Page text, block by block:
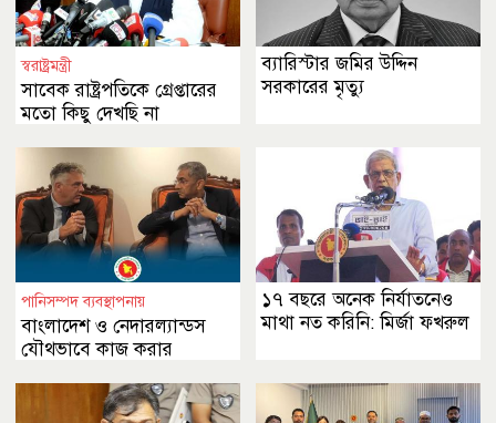
স্বরাষ্ট্রমন্ত্রী
সাবেক রাষ্ট্রপতিকে গ্রেপ্তারের
মতো কিছু দেখছি না
ব্যারিস্টার জমির উদ্দিন
সরকারের মৃত্যু
পানিসম্পদ ব্যবস্থাপনায়
বাংলাদেশ ও নেদারল্যান্ডস
যৌথভাবে কাজ করার
১৭ বছরে অনেক নির্যাতনেও
মাথা নত করিনি: মির্জা ফখরুল